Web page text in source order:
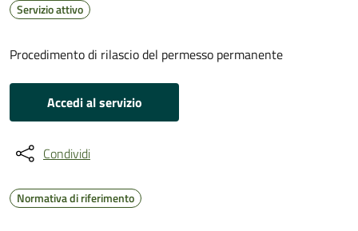
Servizio attivo
Procedimento di rilascio del permesso permanente
Accedi al servizio
Condividi
Normativa di riferimento